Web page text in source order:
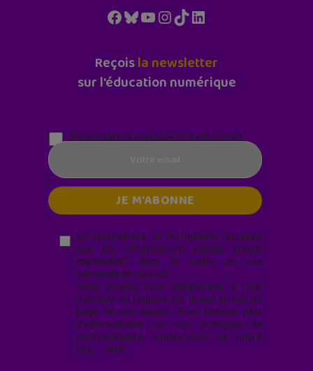
Facebook
Bluesky
YouTube
Instagram
TikTokLinkedIn
Reçoisla newsletter
sur l'éducation numérique
Parentalité numérique (le lundi matin)
En soumettant ce formulaire, j’accepte
que les informations saisies soient
exploitées* dans le cadre de ma
demande de contact.
Vous pouvez vous désabonner à tout
moment en cliquant sur le lien en bas de
page de nos emails. Pour obtenir plus
d'informations sur nos pratiques de
confidentialité, rendez-vous sur notre
site web